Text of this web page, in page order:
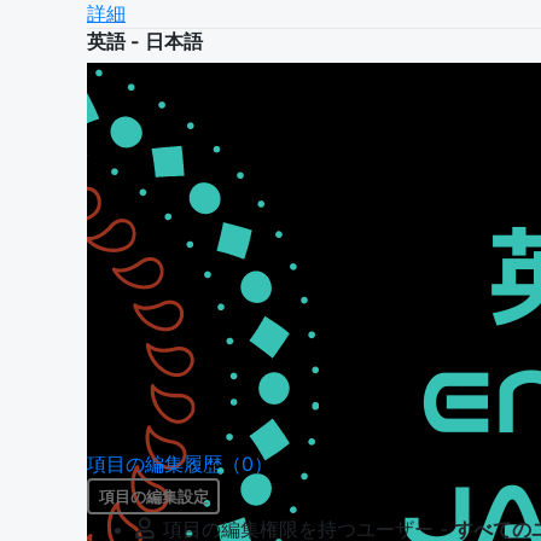
詳細
英語 - 日本語
項目の編集履歴（0）
項目の編集設定
項目の編集権限を持つユーザー -すべての